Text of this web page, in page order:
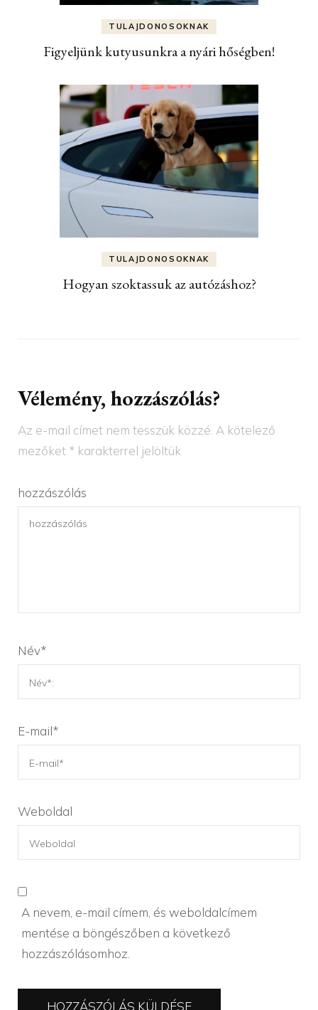
TULAJDONOSOKNAK
Figyeljünk kutyusunkra a nyári hőségben!
TULAJDONOSOKNAK
Hogyan szoktassuk az autózáshoz?
Vélemény, hozzászólás?
Az e-mail címet nem tesszük közzé. A kötelező
mezőket * karakterrel jelöltük
hozzászólás
Név*
E-mail*
Weboldal
A nevem, e-mail címem, és weboldalcímem
mentése a böngészőben a következő
hozzászólásomhoz.